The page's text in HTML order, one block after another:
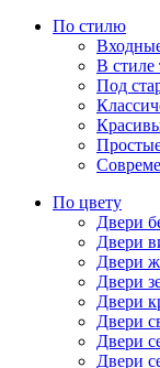
По стилю
В стиле
Под
По цвету
Двери
Двери
Двери
Двери
Двери
Двери
Двери
Двери